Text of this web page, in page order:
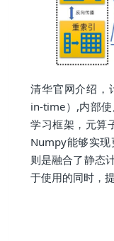
清华官网介绍，
in-time）,内部
学习框架，元算
Numpy能够实
则是融合了静态
于使用的同时，